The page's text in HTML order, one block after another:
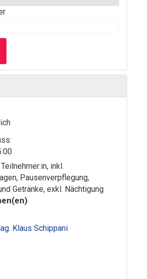
inkl.
Pausenverpflegung,
Getränke, exkl. Nächtigung